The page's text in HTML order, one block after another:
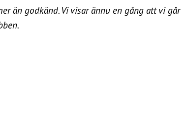
än godkänd. Vi visar ännu en gång att vi går